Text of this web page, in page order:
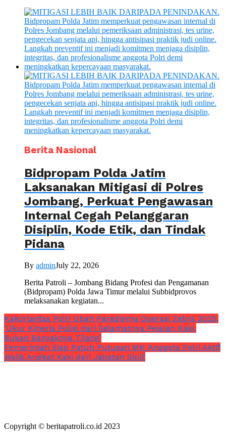
Berita Nasional
Bidpropam Polda Jatim
Laksanakan Mitigasi di Polres
Jombang, Perkuat Pengawasan
Internal Cegah Pelanggaran
Disiplin, Kode Etik, dan Tindak
Pidana
By adminJuly 22, 2026
Berita Patroli – Jombang Bidang Profesi dan Pengamanan
(Bidpropam) Polda Jawa Timur melalui Subbidprovos
melaksanakan kegiatan...
Kakorlantas Polri Ubah Paradigma Operasi Zebra 2025,
‘Ukur Kinerja Polisi dari Selamatnya Pejalan Kaki,
Bukan Banyaknya Tilang’
Pemerintah Siap Patuh Putusan MK ‘Anggota Polri Aktif
Wajib Angkat Kaki dari Jabatan Sipil’
Copyright © beritapatroli.co.id 2023